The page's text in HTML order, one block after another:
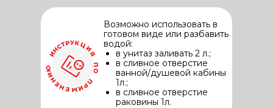
Возможно использовать в
готовом виде или разбавить
водой:
в унитаз заливать 2 л.;
в сливное отверстие
ванной/душевой кабины
1л.;
в сливное отверстие
раковины 1л.